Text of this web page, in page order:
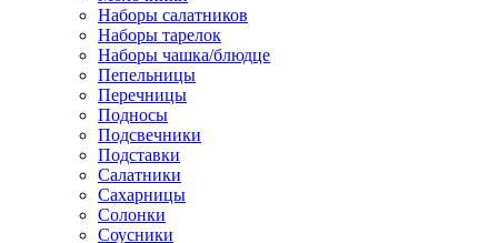
Наборы салатников
Наборы тарелок
Наборы чашка/блюдце
Пепельницы
Перечницы
Подносы
Подсвечники
Подставки
Салатники
Сахарницы
Солонки
Соусники